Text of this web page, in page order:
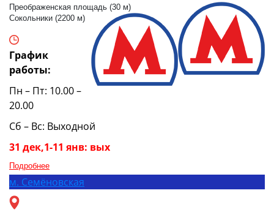
Преображенская площадь (30 м)
Сокольники (2200 м)
График
работы:
Пн – Пт: 10.00 –
20.00
Сб – Вс: Выходной
31 дек,1-11 янв: вых
Подробнее
м. Семёновская